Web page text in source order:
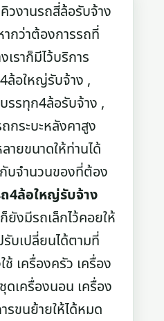
งานรถสี่ล้อรับจ้าง
กว่าต้องการรถที่
ราก็มีไว้บริการ
ล้อใหญ่รับจ้าง ,
รรทุก4ล้อรับจ้าง ,
กระบะหลังคาสูง
ายขนาดให้ท่านได้
กับจำนวนของที่ต้อง
4ล้อใหญ่รับจ้าง
ยังมีรถเล็กไว้คอยให้
บเปลี่ยนได้ตามที่
เครื่องครัว เครื่อง
เครื่องนอน เครื่อง
รขนย้ายให้ได้หมด